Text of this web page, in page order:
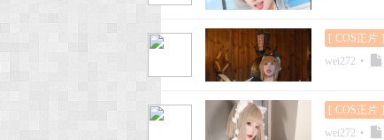
[ COS正片 ]
wei272 •
[ COS正片 ]
wei272 •